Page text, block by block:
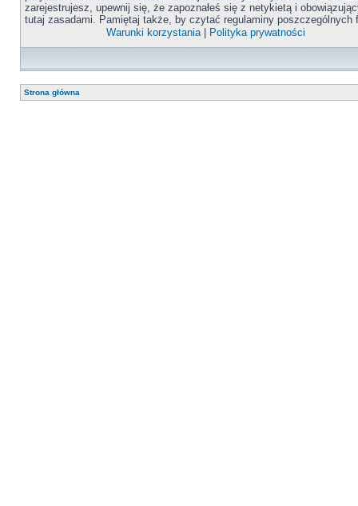
zarejestrujesz, upewnij się, że zapoznałeś się z netykietą i
tutaj zasadami. Pamiętaj także, by czytać regulaminy poszczególnych
Warunki korzystania| Polityka prywatności
Strona główna